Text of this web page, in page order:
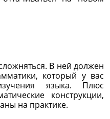
В ней должен
который у вас
языка. Плюс
конструкции,
на практике.